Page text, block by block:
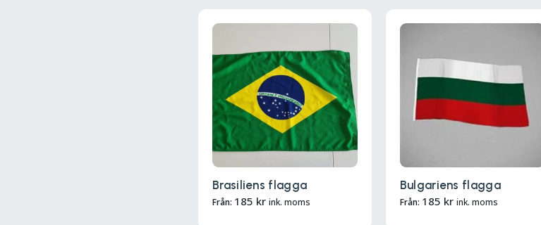
Brasiliens flagga
Från: 185 kr ink. moms
Bulgariens flagga
Från: 185 kr ink. moms